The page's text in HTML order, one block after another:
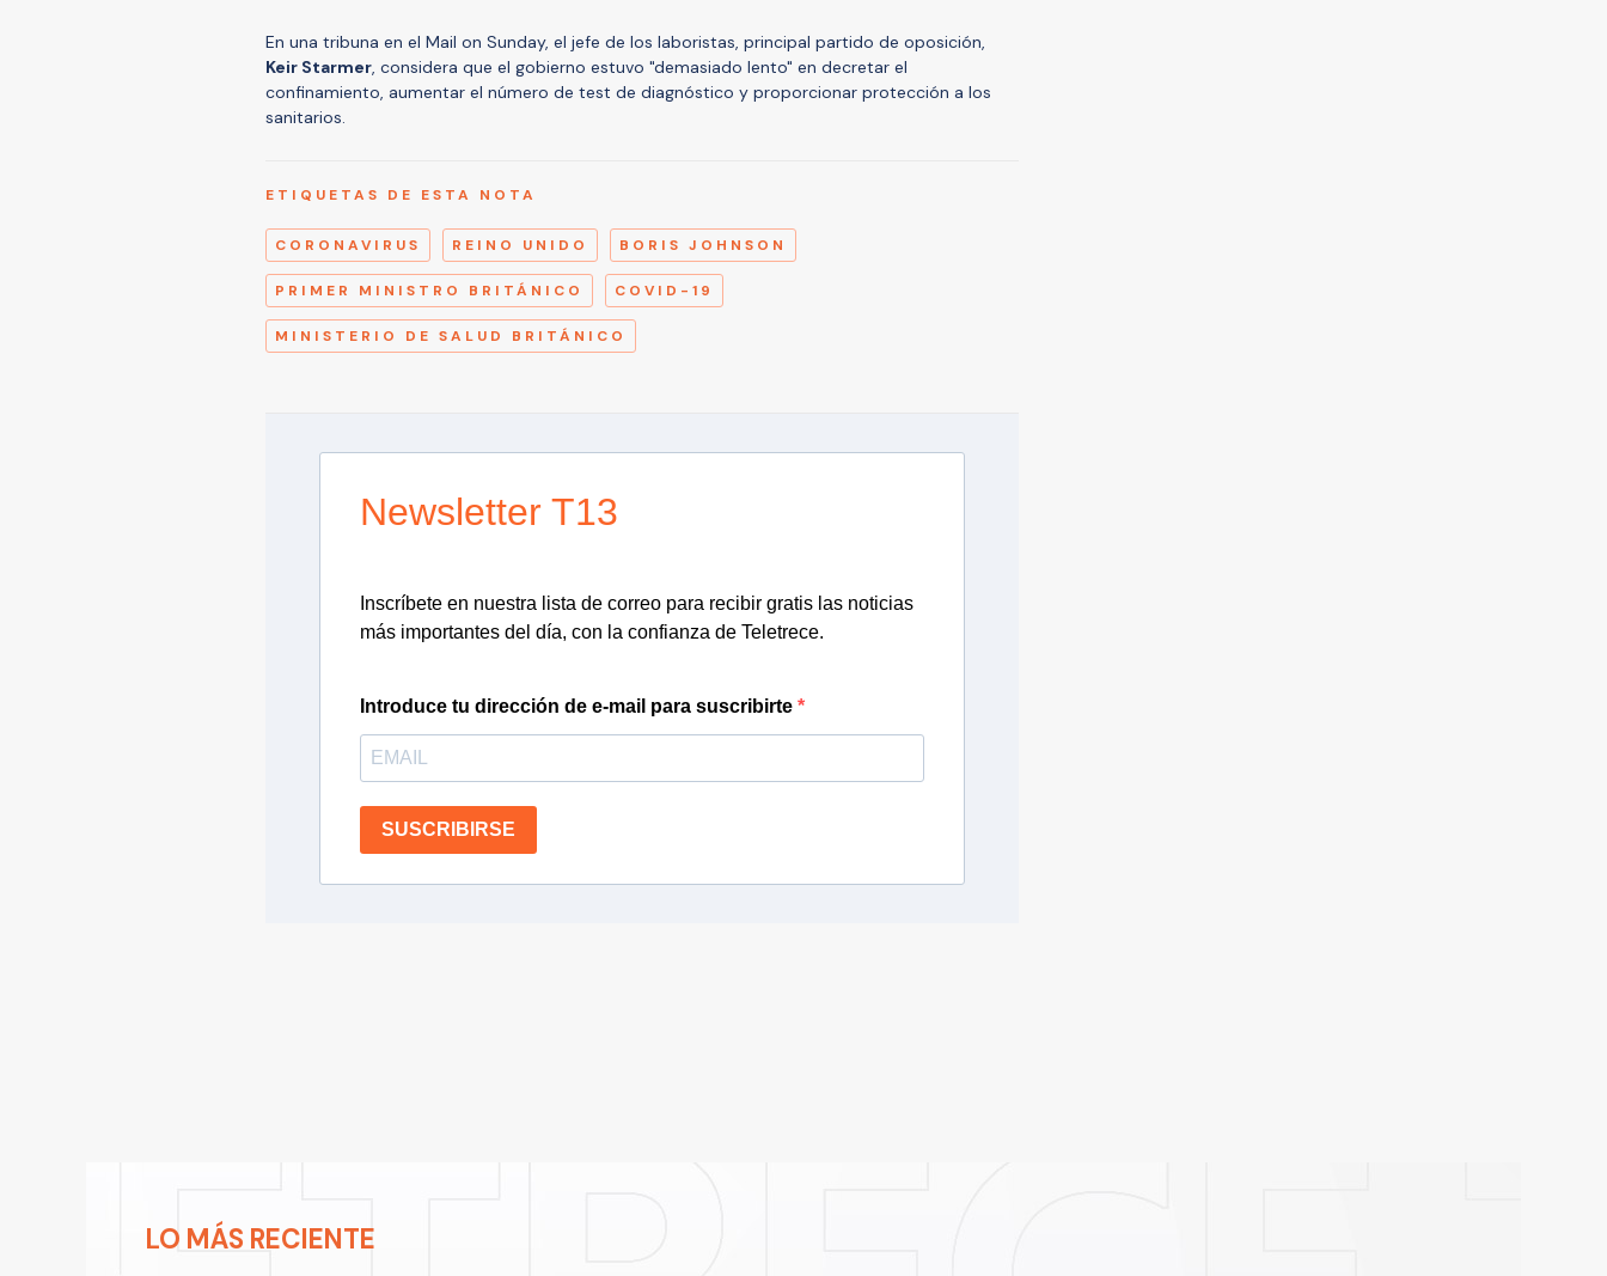
En una tribuna en el Mail on Sunday, el jefe de los laboristas, principal partido de oposición,
Keir Starmer, considera que el gobierno estuvo "demasiado lento" en decretar el
confinamiento, aumentar el número de test de diagnóstico y proporcionar protección a los
sanitarios.
ETIQUETAS DE ESTA NOTA
CORONAVIRUS REINO UNIDO BORIS JOHNSON
PRIMER MINISTRO BRITÁNICO COVID-19
MINISTERIO DE SALUD BRITÁNICO
Newsletter T13
Inscríbete en nuestra lista de correo para recibir gratis las noticias
más importantes del día, con la confianza de Teletrece.
Introduce tu dirección de e-mail para suscribirte
SUSCRIBIRSE
LO MÁS RECIENTE